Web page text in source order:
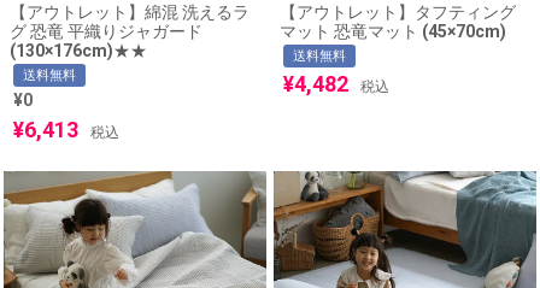
【アウトレット】綿混 洗えるラ
グ 恐竜 平織りジャガード
(130×176cm)★★
送料無料
¥0
¥6,413 税込
【アウトレット】タフティング
マット 恐竜マット (45×70cm)
送料無料
¥4,482 税込